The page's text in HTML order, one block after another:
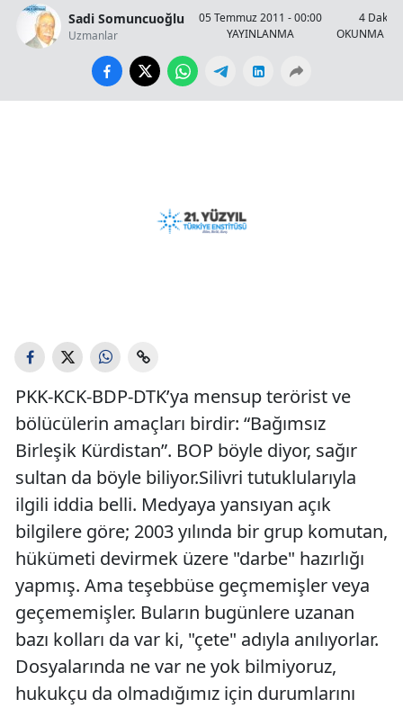
Sadi Somuncuoğlu
Uzmanlar
05 Temmuz 2011 - 00:00
YAYINLANMA
4 Dakika
OKUNMA
PKK-KCK-BDP-DTK’ya mensup terörist ve
bölücülerin amaçları birdir: “Bağımsız
Birleşik Kürdistan”. BOP böyle diyor, sağır
sultan da böyle biliyor.Silivri tutuklularıyla
ilgili iddia belli. Medyaya yansıyan açık
bilgilere göre; 2003 yılında bir grup komutan,
hükümeti devirmek üzere "darbe" hazırlığı
yapmış. Ama teşebbüse geçmemişler veya
geçememişler. Buların bugünlere uzanan
bazı kolları da var ki, "çete" adıyla anılıyorlar.
Dosyalarında ne var ne yok bilmiyoruz,
hukukçu da olmadığımız için durumlarını